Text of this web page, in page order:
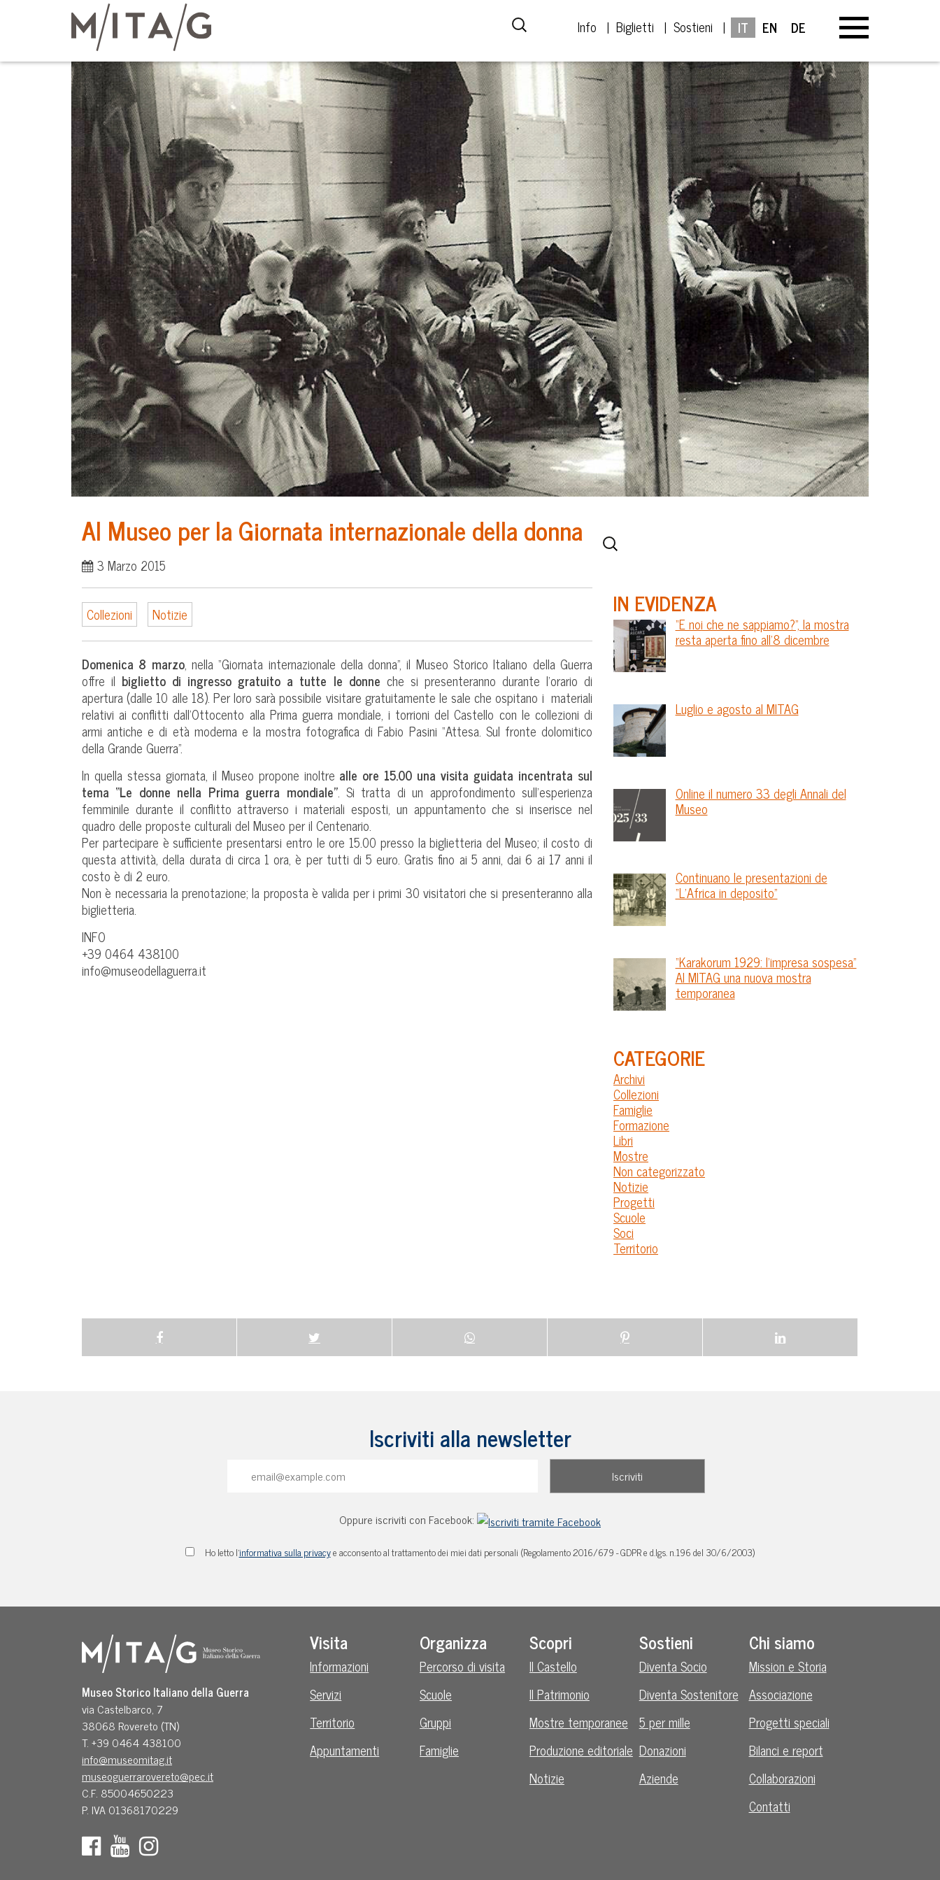
Info Biglietti Sostieni IT EN DE
Al Museo per la Giornata internazionale della donna
3 Marzo 2015
Collezioni Notizie
Domenica 8 marzo, nella “Giornata internazionale della donna”, il Museo Storico Italiano della Guerra
offre ilbiglietto di ingresso gratuito a tutte le donne che si presenteranno durante l’orario di
apertura (dalle 10 alle 18). Per loro sarà possibile visitare gratuitamente le sale che ospitano i materiali
relativi ai conflitti dall’Ottocento alla Prima guerra mondiale, i torrioni del Castello con le collezioni di
armi antiche e di età moderna e la mostra fotografica di Fabio Pasini “Attesa. Sul fronte dolomitico
della Grande Guerra”.
In quella stessa giornata, il Museo propone inoltre alle ore 15.00 una visita guidata incentrata sul
tema “Le donne nella Prima guerra mondiale”. Si tratta di un approfondimento sull’esperienza
femminile durante il conflitto attraverso i materiali esposti, un appuntamento che si inserisce nel
quadro delle proposte culturali del Museo per il Centenario.
Per partecipare è sufficiente presentarsi entro le ore 15.00 presso la biglietteria del Museo; il costo di
questa attività, della durata di circa 1 ora, è per tutti di 5 euro. Gratis fino ai 5 anni, dai 6 ai 17 anni il
costo è di 2 euro.
Non è necessaria la prenotazione; la proposta è valida per i primi 30 visitatori che si presenteranno alla
biglietteria.
INFO
+39 0464 438100
info@museodellaguerra.it
IN EVIDENZA
“E noi che ne sappiamo?”, la mostra
resta aperta fino all’8 dicembre
Luglio e agosto al MITAG
Online il numero 33 degli Annali del
Museo
Continuano le presentazioni de
“L’Africa in deposito”
“Karakorum 1929: l’impresa sospesa”
Al MITAG una nuova mostra
temporanea
CATEGORIE
Archivi
Collezioni
Famiglie
Formazione
Libri
Mostre
Non categorizzato
Notizie
Progetti
Scuole
Soci
Territorio
Iscriviti alla newsletter
Oppure iscriviti con Facebook:
Ho letto l'informativa sulla privacye acconsento al trattamento dei miei dati personali (Regolamento 2016/679 - GDPR e d.lgs. n.196 del 30/6/2003)
Museo Storico Italiano della Guerra
via Castelbarco, 7
38068 Rovereto (TN)
T. +39 0464 438100
info@museomitag.it
museoguerrarovereto@pec.it
C.F. 85004650223
P. IVA 01368170229
Visita
Informazioni
Servizi
Territorio
Appuntamenti
Organizza
Percorso di visita
Scuole
Gruppi
Famiglie
Scopri
Il Castello
Il Patrimonio
Mostre temporanee
Produzione editoriale
Notizie
Sostieni
Diventa Socio
Diventa Sostenitore
5 per mille
Donazioni
Aziende
Chi siamo
Mission e Storia
Associazione
Progetti speciali
Bilanci e report
Collaborazioni
Contatti